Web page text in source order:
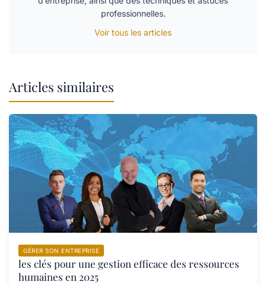
professionnelles.
Voir tous les articles
Articles similaires
GÉRER SON ENTREPRISE
les clés pour une gestion efficace des ressources
humaines en 2025